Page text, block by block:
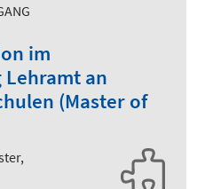
im
Lehramt an
(Master of